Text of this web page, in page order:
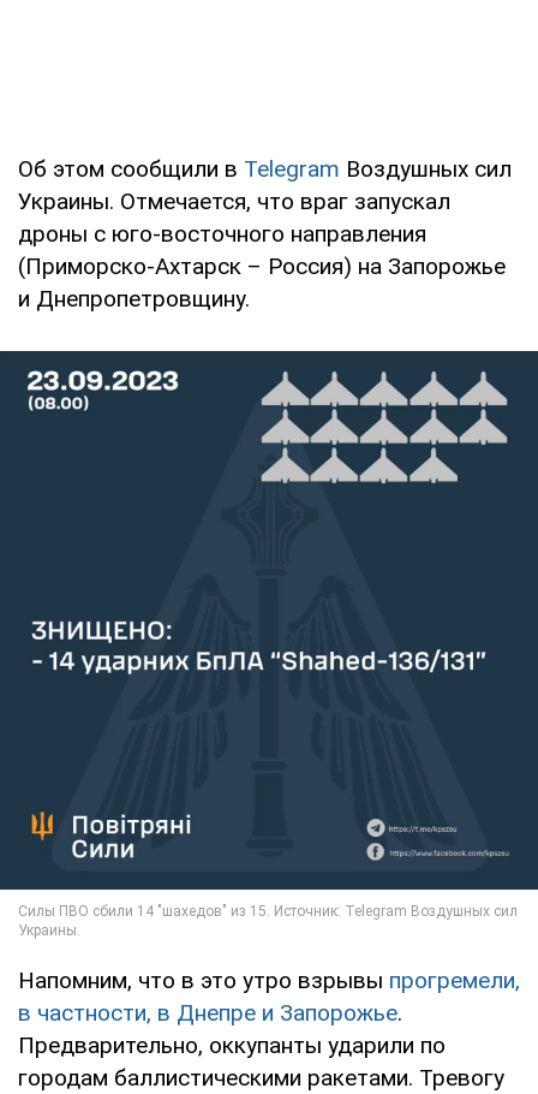
Об этом сообщили в Telegram Воздушных сил
Украины. Отмечается, что враг запускал
дроны с юго-восточного направления
(Приморско-Ахтарск – Россия) на Запорожье
и Днепропетровщину.
Напомним, что в это утро взрывы прогремели,
в частности, в Днепре и Запорожье.
Предварительно, оккупанты ударили по
городам баллистическими ракетами. Тревогу